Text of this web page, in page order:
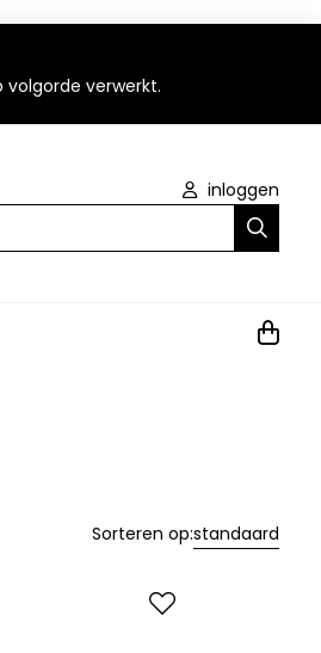
volgorde verwerkt.
inloggen
Sorteren op:standaard